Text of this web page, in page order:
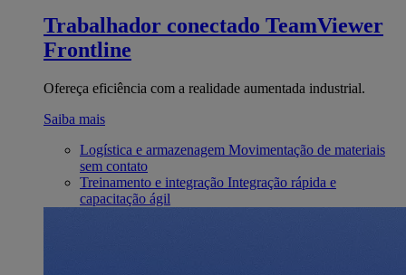
Trabalhador conectado TeamViewer
Frontline
Ofereça eficiência com a realidade aumentada industrial.
Saiba mais
Logística e armazenagem Movimentação de materiais
sem contato
Treinamento e integração Integração rápida e
capacitação ágil